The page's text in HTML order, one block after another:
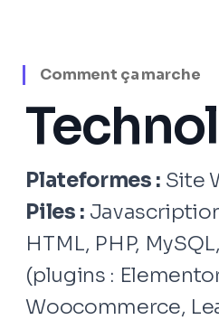
Comment ça marche
Plateformes : Site
Piles :
HTML, PHP,
(plugins :
Woocommerce,